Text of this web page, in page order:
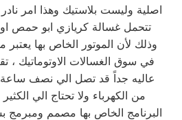
اصلية وليست بلاستيك وهذا امر
تتحمل غسالة كريازي ابو حمص
وذلك لأن الموتور الخاص بها يعتبر
في سوق الغسالات الاوتوماتيك ،
عاليه جداً قد تصل الي نصف ساعة
من الكهرباء ولا تحتاج الي
البرنامج الخاص بها مصمم ومبرمج